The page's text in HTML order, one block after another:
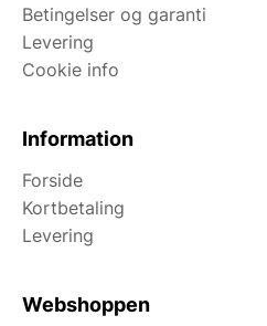
Betingelser og garanti
Levering
Cookie info
Information
Forside
Kortbetaling
Levering
Webshoppen